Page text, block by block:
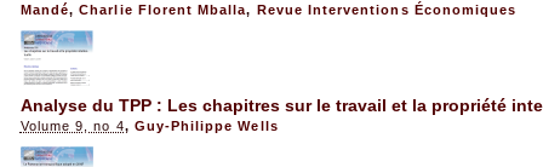
Mandé,Charlie Florent Mballa, Revue Interventions Économiques
Analyse du TPP : Les chapitres sur le travail et la propriété
Volume 9, no 4, Guy-Philippe Wells